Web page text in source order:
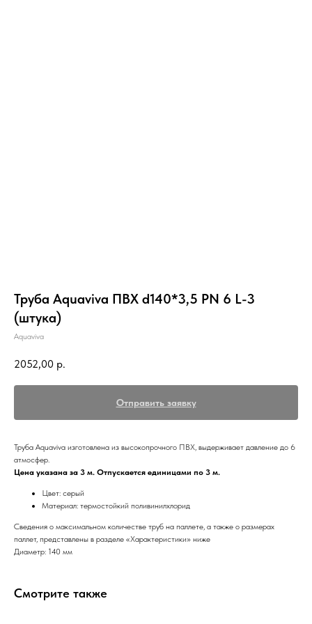
Труба Aquaviva ПВХ d140*3,5 PN 6 L-3
(штука)
Aquaviva
2052,00 р.
Отправить заявку
Труба Aquaviva изготовлена из высокопрочного ПВХ, выдерживает давление до 6
атмосфер.
Цена указана за 3 м. Отпускается единицами по 3 м.
Цвет: серый
Материал: термостойкий поливинилхлорид
Сведения о максимальном количестве труб на паллете, а также о размерах
паллет, представлены в разделе «Характеристики» ниже
Диаметр: 140 мм
Смотрите также